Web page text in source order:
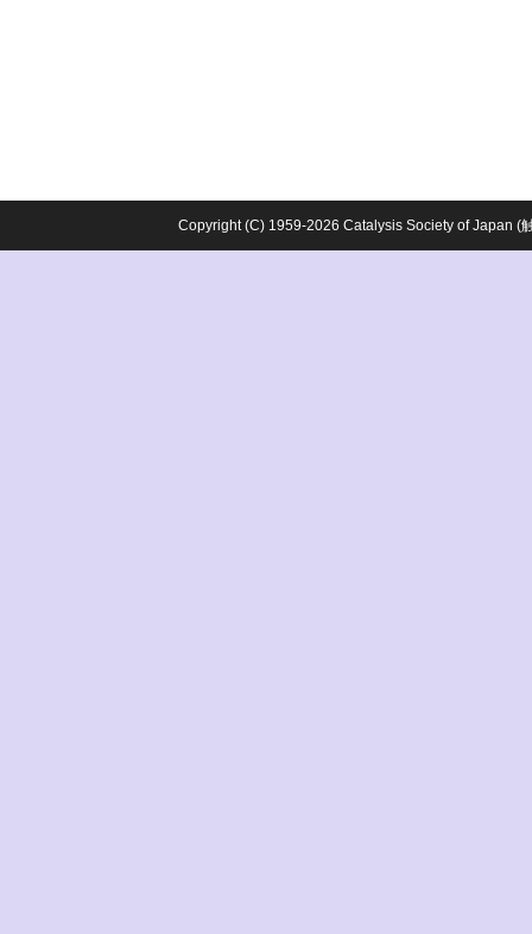
Copyright (C) 1959-2026 Catalysis Society of Japan (